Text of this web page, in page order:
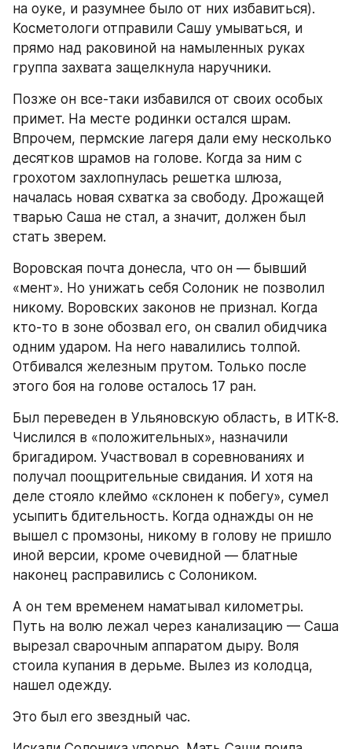
на оуке, и разумнее было от них избавиться).
Косметологи отправили Сашу умываться, и
прямо над раковиной на намыленных руках
группа захвата защелкнула наручники.
Позже он все-таки избавился от своих особых
примет. На месте родинки остался шрам.
Впрочем, пермские лагеря дали ему несколько
десятков шрамов на голове. Когда за ним с
грохотом захлопнулась решетка шлюза,
началась новая схватка за свободу. Дрожащей
тварью Саша не стал, а значит, должен был
стать зверем.
Воровская почта донесла, что он — бывший
«мент». Но унижать себя Солоник не позволил
никому. Воровских законов не признал. Когда
кто-то в зоне обозвал его, он свалил обидчика
одним ударом. На него навалились толпой.
Отбивался железным прутом. Только после
этого боя на голове осталось 17 ран.
Был переведен в Ульяновскую область, в ИТК-8.
Числился в «положительных», назначили
бригадиром. Участвовал в соревнованиях и
получал поощрительные свидания. И хотя на
деле стояло клеймо «склонен к побегу», сумел
усыпить бдительность. Когда однажды он не
вышел с промзоны, никому в голову не пришло
иной версии, кроме очевидной — блатные
наконец расправились с Солоником.
А он тем временем наматывал километры.
Путь на волю лежал через канализацию — Саша
вырезал сварочным аппаратом дыру. Воля
стоила купания в дерьме. Вылез из колодца,
нашел одежду.
Это был его звездный час.